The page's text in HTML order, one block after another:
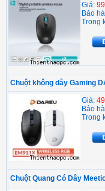
Giá:
Bảo
Trong
Chuột không dây Gaming
Giá:
Bảo
Trong
Chuột Quang Có Dây